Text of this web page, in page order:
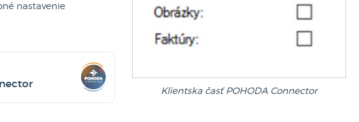
nastavenie
Klientska časť POHODA Connector